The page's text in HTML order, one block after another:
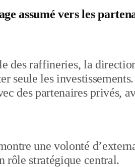
assumé vers les
des raffineries, la
seule les
des partenaires privés,
une volonté
rôle stratégique central.